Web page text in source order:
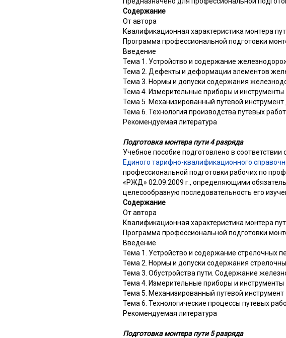
Содержание
От автора
Квалификационная характеристика монтера
Программа профессиональной подготовки
Введение
Тема 1. Устройство и содержание
Тема 2. Дефекты и деформации элементов
Тема 3. Нормы и допуски содержания
Тема 4. Измерительные приборы и инструменты
Тема 5. Механизированный путевой
Тема 6. Технология производства путевых работ
Рекомендуемая литература
Подготовка монтера пути 4 разряда
Учебное пособие подготовлено в
Единого тарифно-квалификационного
профессиональной подготовки рабочих по
«РЖД» 02.09.2009 г., определяющими
целесообразную последовательность его
Содержание
От автора
Квалификационная характеристика монтера
Программа профессиональной подготовки
Введение
Тема 1. Устройство и содержание стрелочных
Тема 2. Нормы и допуски содержания
Тема 3. Обустройства пути. Содержание
Тема 4. Измерительные приборы и инструменты
Тема 5. Механизированный путевой инструмент
Тема 6. Технологические процессы путевых
Рекомендуемая литература
Подготовка монтера пути 5 разряда